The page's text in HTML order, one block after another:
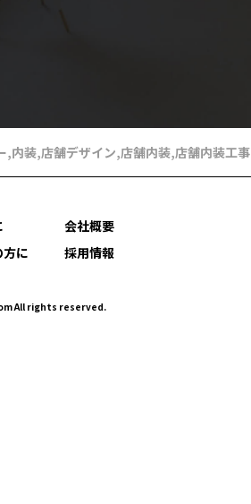
,内装,店舗デザイン,店舗内装,店舗内装工事
に
会社概要
採用情報
All rights reserved.